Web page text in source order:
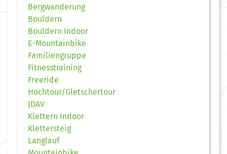
Bergwanderung
Bouldern
Bouldern Indoor
E-Mountainbike
Familiengruppe
Fitnesstraining
Freeride
Hochtour/Gletschertour
JDAV
Klettern Indoor
Klettersteig
Langlauf